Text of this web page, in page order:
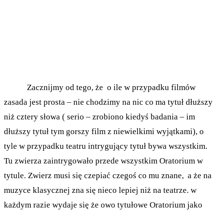
Zacznijmy od tego, że o ile w przypadku filmów
zasada jest prosta – nie chodzimy na nic co ma tytuł dłuższy
niż cztery słowa ( serio – zrobiono kiedyś badania – im
dłuższy tytuł tym gorszy film z niewielkimi wyjątkami), o
tyle w przypadku teatru intrygujący tytuł bywa wszystkim.
Tu zwierza zaintrygowało przede wszystkim Oratorium w
tytule. Zwierz musi się czepiać czegoś co mu znane, a że na
muzyce klasycznej zna się nieco lepiej niż na teatrze. w
każdym razie wydaje się że owo tytułowe Oratorium jako